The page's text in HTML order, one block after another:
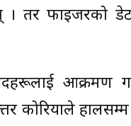
। तर फाइजरको
आक्रमण
कोरियाले